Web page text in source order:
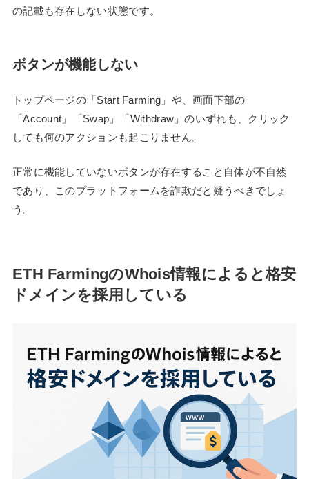
の記載も存在しない状態です。
ボタンが機能しない
トップページの「Start Farming」や、画面下部の
「Account」「Swap」「Withdraw」のいずれも、クリック
しても何のアクションも起こりません。
正常に機能していないボタンが存在すること自体が不自然
であり、このプラットフォームを詐欺だと疑うべきでしょ
う。
ETH FarmingのWhois情報によると格安
ドメインを採用している